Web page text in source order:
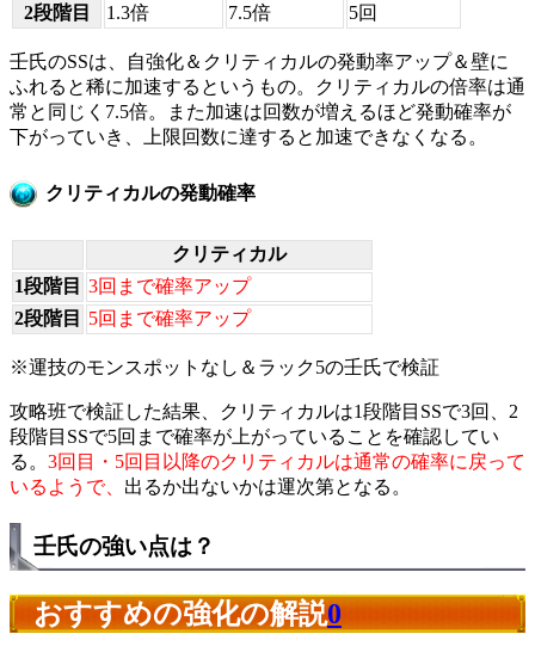
2段階目
1.3倍 7.5倍 5回
壬氏のSSは、自強化＆クリティカルの発動率アップ＆壁に
ふれると稀に加速するというもの。クリティカルの倍率は通
常と同じく7.5倍。また加速は回数が増えるほど発動確率が
下がっていき、上限回数に達すると加速できなくなる。
クリティカルの発動確率
クリティカル
1段階目 3回まで確率アップ
2段階目
5回まで確率アップ
※運技のモンスポットなし＆ラック5の壬氏で検証
攻略班で検証した結果、クリティカルは1段階目SSで3回、2
段階目SSで5回まで確率が上がっていることを確認してい
る。 3回目・5回目以降のクリティカルは通常の確率に戻って
いるようで、 出るか出ないかは運次第となる。
壬氏の強い点は？
おすすめの強化の解説0